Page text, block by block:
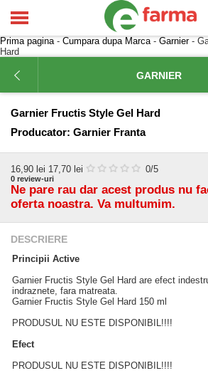
Prima pagina- Cumpara dupa Marca- Garnier-
Hard
GARNIER
Garnier Fructis Style Gel Hard
Producator: Garnier Franta
16,90 lei 17,70 lei 0/5
0 review-uri
Ne pare rau dar acest produs nu
oferta noastra. Va multumim.
DESCRIERE
Principii Active
Garnier Fructis Style Gel Hard are efect
indraznete, fara matreata.
Garnier Fructis Style Gel Hard 150 ml
PRODUSUL NU ESTE DISPONIBIL!!!!
Efect
PRODUSUL NU ESTE DISPONIBIL!!!!